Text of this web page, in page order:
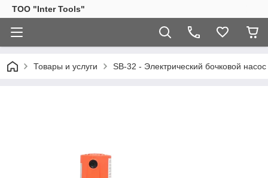
ТОО "Inter Tools"
Товары и услуги SB-32 - Электрический бочковой